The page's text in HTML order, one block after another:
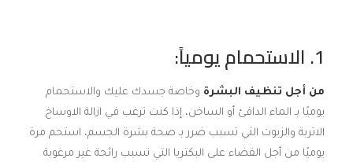
1. الاستحمام يومياً:
من أجل تنظيف البشرة وخاصة جسدك عليك والاستحمام
يوميًا بـ الماء الدافئ أو الساخن، إذا كنت ترغب في ازالة الاوساخ
الاتربة والزيوت التي تسبب ضرر بـ صحة بشرة الجسم، استحم مرة
يوميًا من أجل القضاء على البكتريا التي تسبب رائحة غير مرغوبة